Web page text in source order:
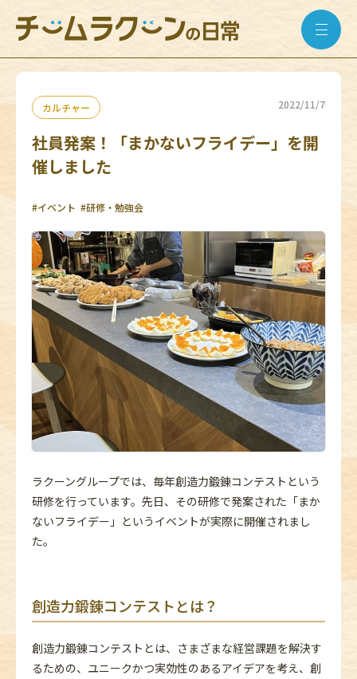
カルチャー 2022/11/7
社員発案！「まかないフライデー」を開
催しました
#イベント #研修・勉強会
ラクーングループでは、毎年創造力鍛錬コンテストという
研修を行っています。先日、その研修で発案された「まか
ないフライデー」というイベントが実際に開催されまし
た。
創造力鍛錬コンテストとは？
創造力鍛錬コンテストとは、さまざまな経営課題を解決す
るための、ユニークかつ実効性のあるアイデアを考え、創